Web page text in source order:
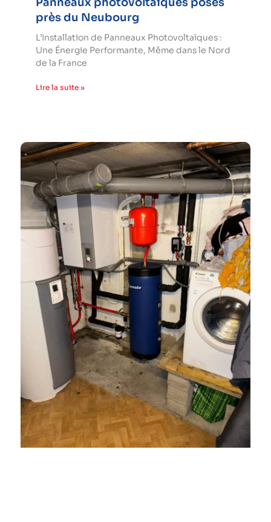
près du Neubourg
L’Installation de Panneaux Photovoltaïques :
Une Énergie Performante, Même dans le Nord
de la France
Lire la suite »